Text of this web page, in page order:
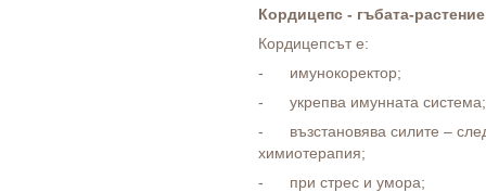
Кордицепс - гъбата-
Кордицепсът е:
- имунокоректор;
- укрепва имунната система;
- възстановява силите –
химиотерапия;
- при стрес и умора;